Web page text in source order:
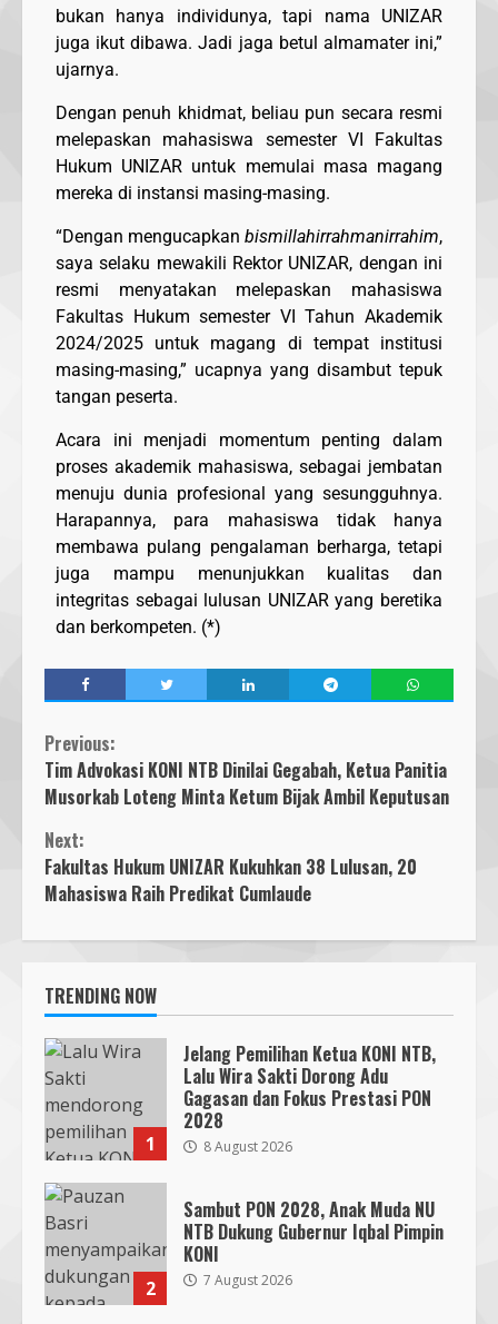
bukan hanya individunya, tapi nama UNIZAR
juga ikut dibawa. Jadi jaga betul almamater ini,”
ujarnya.
Dengan penuh khidmat, beliau pun secara resmi
melepaskan mahasiswa semester VI Fakultas
Hukum UNIZAR untuk memulai masa magang
mereka di instansi masing-masing.
“Dengan mengucapkan bismillahirrahmanirrahim,
saya selaku mewakili Rektor UNIZAR, dengan ini
resmi menyatakan melepaskan mahasiswa
Fakultas Hukum semester VI Tahun Akademik
2024/2025 untuk magang di tempat institusi
masing-masing,” ucapnya yang disambut tepuk
tangan peserta.
Acara ini menjadi momentum penting dalam
proses akademik mahasiswa, sebagai jembatan
menuju dunia profesional yang sesungguhnya.
Harapannya, para mahasiswa tidak hanya
membawa pulang pengalaman berharga, tetapi
juga mampu menunjukkan kualitas dan
integritas sebagai lulusan UNIZAR yang beretika
dan berkompeten. (*)
Previous:
Tim Advokasi KONI NTB Dinilai Gegabah, Ketua Panitia
Musorkab Loteng Minta Ketum Bijak Ambil Keputusan
Next:
Fakultas Hukum UNIZAR Kukuhkan 38 Lulusan, 20
Mahasiswa Raih Predikat Cumlaude
TRENDING NOW
1
Jelang Pemilihan Ketua KONI NTB,
Lalu Wira Sakti Dorong Adu
Gagasan dan Fokus Prestasi PON
2028
8 August 2026
2
Sambut PON 2028, Anak Muda NU
NTB Dukung Gubernur Iqbal Pimpin
KONI
7 August 2026